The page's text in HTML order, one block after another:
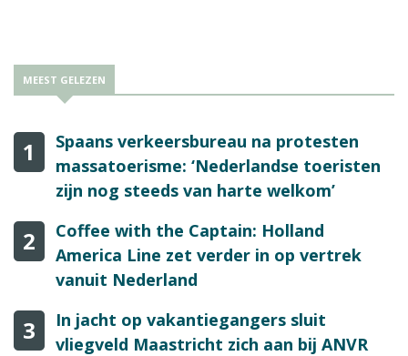
MEEST GELEZEN
1
Spaans verkeersbureau na protesten
massatoerisme: ‘Nederlandse toeristen
zijn nog steeds van harte welkom’
2
Coffee with the Captain: Holland
America Line zet verder in op vertrek
vanuit Nederland
3
In jacht op vakantiegangers sluit
vliegveld Maastricht zich aan bij ANVR